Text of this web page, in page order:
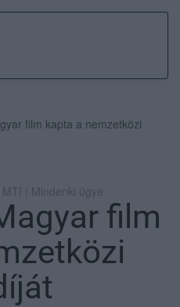
film kapta a nemzetközi
| Mindenki ügye
film